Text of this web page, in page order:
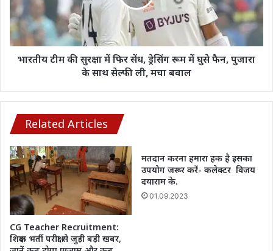
वापसी
का
प्लान
फिर
सेंध,
ड्रेसिंग
रूम
साथ
सेल्फी
ली,
मचा
बवाल
भारतीय टीम की सुरक्षा में फिर सेंध, ड्रेसिंग रूम में घुसे फैन, पुजारा
के साथ सेल्फी ली, मचा बवाल
Related Articles
CG Teacher Recruitment:
शिक्षक भर्ती परीक्षा से जुड़ी बड़ी खबर,
मतदान करना हमारा हक है इसका
उपयोग जरूर करें- कलेक्टर विजय
दयाराम के.
01.09.2023